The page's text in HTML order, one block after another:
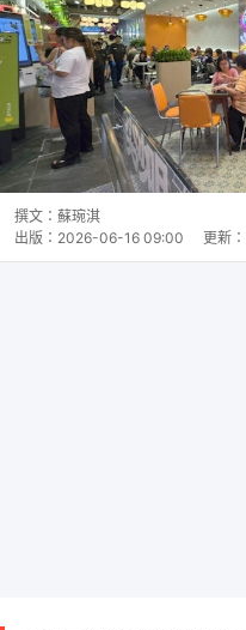
撰文： 蘇琬淇
出版： 2026-06-16 09:00 更新：